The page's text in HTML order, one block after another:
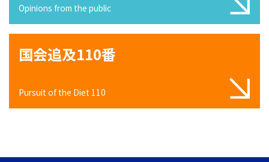
Opinions from the public
国会追及110番
Pursuit of the Diet 110